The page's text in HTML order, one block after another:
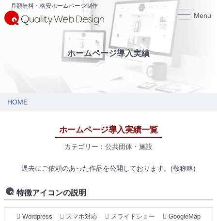
月額無料・格安ホームページ制作
Menu
ホームページ導入実績
HOME
ホームページ導入実績一覧
カテゴリー：公共団体・施設
過去にご依頼のあった作品を公開しております。(敬称略)
特徴アイコンの説明
Wordpress スマホ対応 スライドショー
GoogleMap